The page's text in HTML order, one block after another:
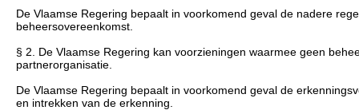
De Vlaamse Regering bepaalt in voorkomend geval de nadere
beheersovereenkomst.
§ 2. De Vlaamse Regering kan voorzieningen waarmee geen
partnerorganisatie.
De Vlaamse Regering bepaalt in voorkomend geval de
en intrekken van de erkenning.